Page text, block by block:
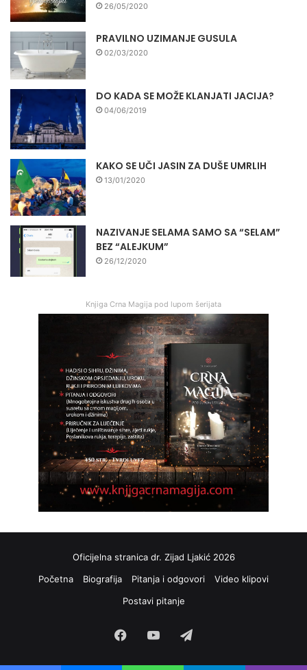
26/05/2020
PRAVILNO UZIMANJE GUSULA
02/03/2020
DO KADA SE MOŽE KLANJATI JACIJA?
04/06/2019
KAKO SE UČI JASIN ZA DUŠE UMRLIH
13/01/2020
NAZIVANJE SELAMA SAMO SA “SELAM”
BEZ “ALEJKUM”
26/12/2020
Knjiga Crna Magija pod lupom šerijata
Oficijelna stranica dr. Zijad Ljakić 2026
Početna
Biografija Pitanja i odgovori
Video klipovi
Postavi pitanje
FacebookYouTube